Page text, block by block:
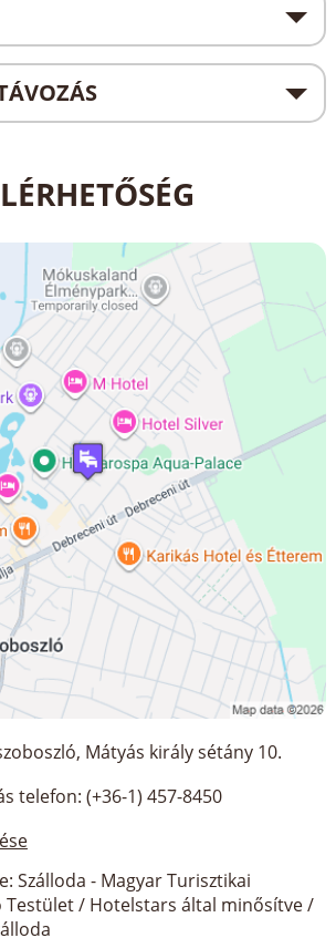
Mátyás király sétány 10.
telefon: (+36-1) 457-8450
Szálloda - Magyar Turisztikai
/ Hotelstars által minősítve /